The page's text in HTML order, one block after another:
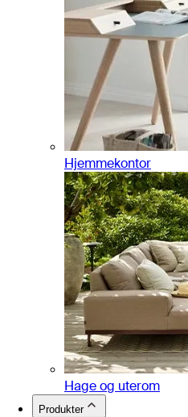
Hjemmekontor
Hage og uterom
Produkter